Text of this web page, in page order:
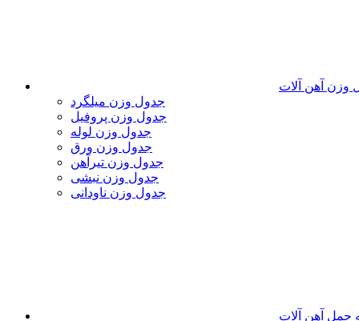
وزن آهن آلات
جدول وزن میلگرد
جدول وزن پروفیل
جدول وزن لوله
جدول وزن ورق
جدول وزن تیرآهن
جدول وزن نبشی
جدول وزن ناودانی
حمل آهن آلات